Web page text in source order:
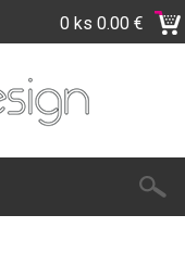
0 ks 0.00 €